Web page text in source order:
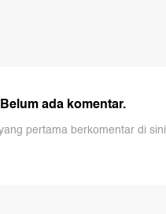
Belum ada komentar.
pertama berkomentar di sini